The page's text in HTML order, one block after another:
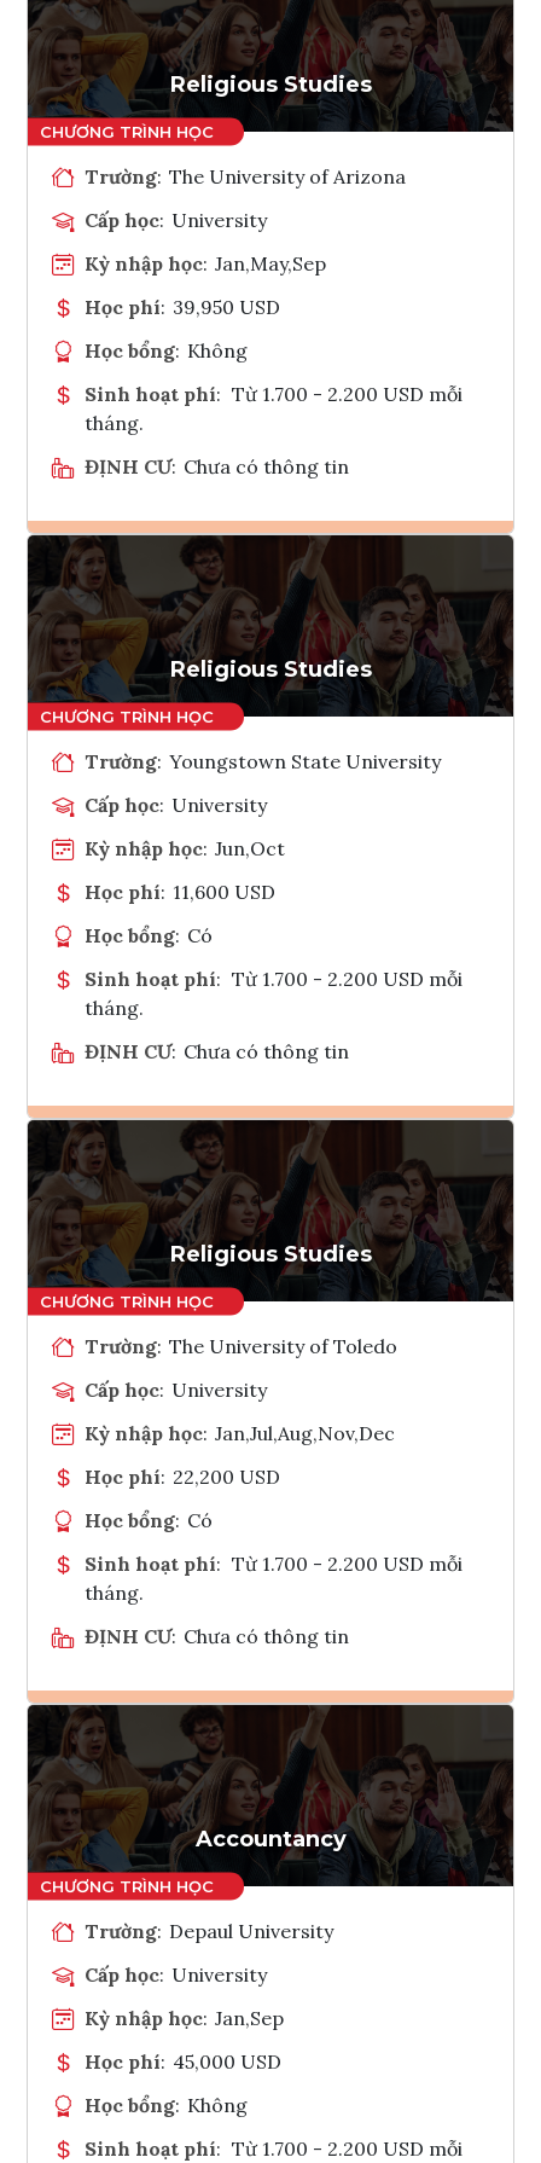
Tham vấn Interlink
Religious Studies
Trường: The University of Arizona
Cấp học: University
Kỳ nhập học: Jan,May,Sep
Học phí: 39,950 USD
Học bổng: Không
Sinh hoạt phí: Từ 1.700 - 2.200 USD mỗi
tháng.
ĐỊNH CƯ: Chưa có thông tin
Ghi danh
Tham vấn Interlink
Religious Studies
Trường: Youngstown State University
Cấp học: University
Kỳ nhập học: Jun,Oct
Học phí: 11,600 USD
Học bổng: Có
Sinh hoạt phí: Từ 1.700 - 2.200 USD mỗi
tháng.
ĐỊNH CƯ: Chưa có thông tin
Ghi danh
Tham vấn Interlink
Religious Studies
Trường: The University of Toledo
Cấp học: University
Kỳ nhập học: Jan,Jul,Aug,Nov,Dec
Học phí: 22,200 USD
Học bổng: Có
Sinh hoạt phí: Từ 1.700 - 2.200 USD mỗi
tháng.
ĐỊNH CƯ: Chưa có thông tin
Ghi danh
Tham vấn Interlink
Accountancy
Trường: Depaul University
Cấp học: University
Kỳ nhập học: Jan,Sep
Học phí: 45,000 USD
Học bổng: Không
Sinh hoạt phí: Từ 1.700 - 2.200 USD mỗi